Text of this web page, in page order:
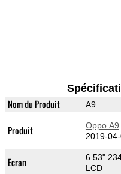
Nom du Produit A9
Produit Oppo A9
2019-
Ecran
6.53"
LCD